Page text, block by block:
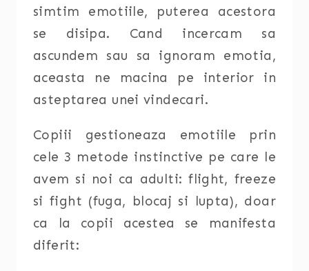
simtim emotiile, puterea acestora
se disipa. Cand incercam sa
ascundem sau sa ignoram emotia,
aceasta ne macina pe interior in
asteptarea unei vindecari.
Copiii gestioneaza emotiile prin
cele 3 metode instinctive pe care le
avem si noi ca adulti: flight, freeze
si fight (fuga, blocaj si lupta), doar
ca la copii acestea se manifesta
diferit: